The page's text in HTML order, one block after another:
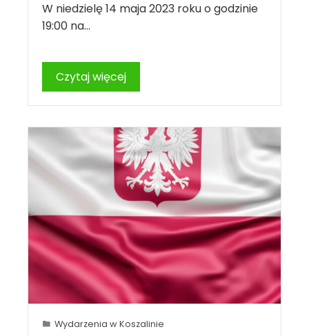
W niedzielę 14 maja 2023 roku o godzinie
19:00 na…
Czytaj więcej
Wydarzenia w Koszalinie